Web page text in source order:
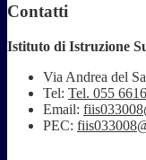
Contatti
Istituto di Istruzione
Via Andrea del
Tel: Tel. 055
Email:
PEC: